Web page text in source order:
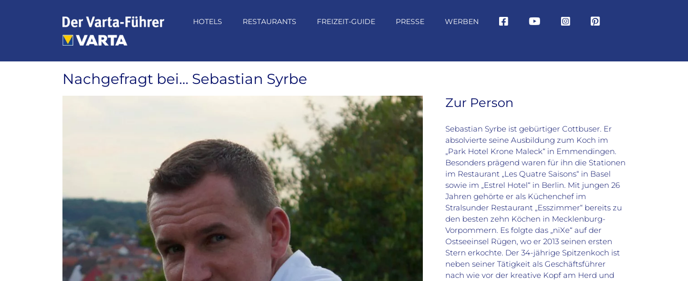
HOTELS RESTAURANTS FREIZEIT-GUIDE PRESSE WERBEN
Nachgefragt bei… Sebastian Syrbe
Zur Person
Sebastian Syrbe ist gebürtiger Cottbuser. Er
absolvierte seine Ausbildung zum Koch im
„Park Hotel Krone Maleck“ in Emmendingen.
Besonders prägend waren für ihn die Stationen
im Restaurant „Les Quatre Saisons“ in Basel
sowie im „Estrel Hotel“ in Berlin. Mit jungen 26
Jahren gehörte er als Küchenchef im
Stralsunder Restaurant „Esszimmer“ bereits zu
den besten zehn Köchen in Mecklenburg-
Vorpommern. Es folgte das „niXe“ auf der
Ostseeinsel Rügen, wo er 2013 seinen ersten
Stern erkochte. Der 34-jährige Spitzenkoch ist
neben seiner Tätigkeit als Geschäftsführer
nach wie vor der kreative Kopf am Herd und